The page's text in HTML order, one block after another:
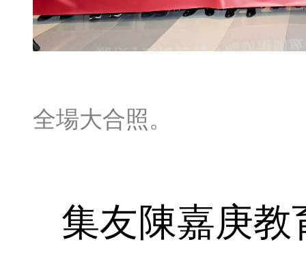
全場大合照。
集友陳嘉庚教